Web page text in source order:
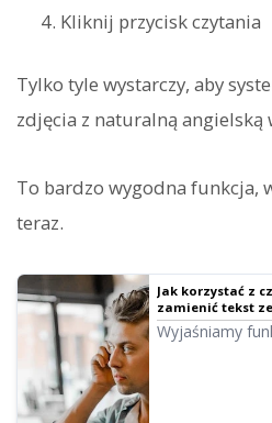
Kliknij przycisk czytania
Tylko tyle wystarczy, aby
zdjęcia z naturalną angielską
To bardzo wygodna funkcja,
teraz.
Jak korzystać z
zamienić tekst
darmowego OCR
Wyjaśniamy